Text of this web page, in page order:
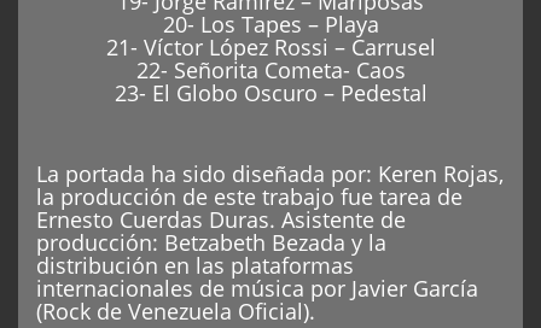
20- Los Tapes – Playa
21- Víctor López Rossi – Carrusel
22- Señorita Cometa- Caos
23- El Globo Oscuro – Pedestal
La portada ha sido diseñada por: Keren Rojas,
la producción de este trabajo fue tarea de
Ernesto Cuerdas Duras. Asistente de
producción: Betzabeth Bezada y la
distribución en las plataformas
internacionales de música por Javier García
(Rock de Venezuela Oficial).